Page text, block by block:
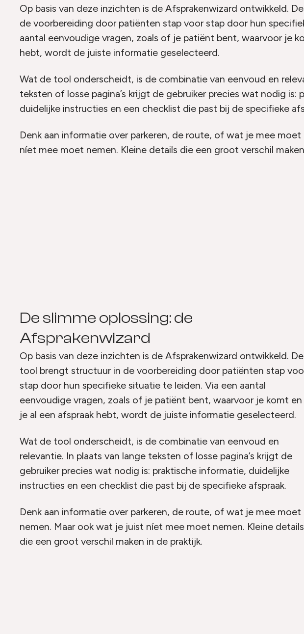
Op basis van deze inzichten is de Afsprakenwizard ontwikkeld.
de voorbereiding door patiënten stap voor stap door hun
aantal eenvoudige vragen, zoals of je patiënt bent, waarvoor je
hebt, wordt de juiste informatie geselecteerd.
Wat de tool onderscheidt, is de combinatie van eenvoud en
teksten of losse pagina’s krijgt de gebruiker precies wat nodig is:
duidelijke instructies en een checklist die past bij de specifieke
Denk aan informatie over parkeren, de route, of wat je mee
níet mee moet nemen. Kleine details die een groot verschil
De slimme oplossing: de
Afsprakenwizard
Op basis van deze inzichten is de Afsprakenwizard ontwikkeld.
tool brengt structuur in de voorbereiding door patiënten stap
stap door hun specifieke situatie te leiden. Via een aantal
eenvoudige vragen, zoals of je patiënt bent, waarvoor je komt
je al een afspraak hebt, wordt de juiste informatie geselecteerd.
Wat de tool onderscheidt, is de combinatie van eenvoud en
relevantie. In plaats van lange teksten of losse pagina’s krijgt de
gebruiker precies wat nodig is: praktische informatie, duidelijke
instructies en een checklist die past bij de specifieke afspraak.
Denk aan informatie over parkeren, de route, of wat je mee moet
nemen. Maar ook wat je juist níet mee moet nemen. Kleine details
die een groot verschil maken in de praktijk.